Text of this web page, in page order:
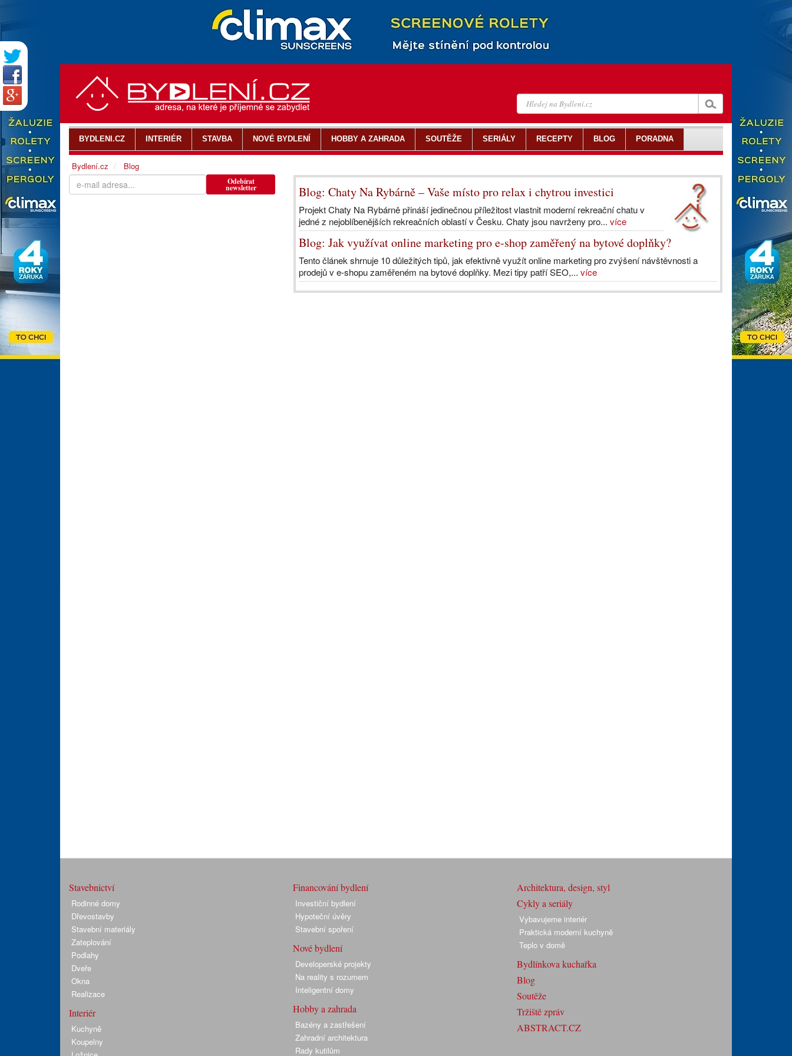
Blog: Chaty Na Rybárně – Vaše místo pro relax i chytrou investici
Projekt Chaty Na Rybárně přináší jedinečnou příležitost vlastnit moderní rekreační chatu v
jedné z nejoblíbenějších rekreačních oblastí v Česku. Chaty jsou navrženy pro... více
Blog: Jak využívat online marketing pro e-shop zaměřený na bytové doplňky?
Tento článek shrnuje 10 důležitých tipů, jak efektivně využít online marketing pro zvýšení návštěvnosti a
prodejů v e-shopu zaměřeném na bytové doplňky. Mezi tipy patří SEO,... více
Odebírat
newsletter
BYDLENI.CZ INTERIÉR STAVBA NOVÉ BYDLENÍ HOBBY A ZAHRADA SOUTĚŽE SERIÁLY RECEPTY BLOG PORADNA
Bydlení.cz Blog
Stavebnictví
Rodinné domy
Dřevostavby
Stavební materiály
Zateplování
Podlahy
Dveře
Okna
Realizace
Interiér
Kuchyně
Koupelny
Financování bydlení
Investiční bydlení
Hypoteční úvěry
Stavební spoření
Nové bydlení
Developerské projekty
Na reality s rozumem
Inteligentní domy
Hobby a zahrada
Bazény a zastřešení
Zahradní architektura
Rady kutilům
Architektura, design, styl
Cykly a seriály
Vybavujeme interiér
Praktická moderní kuchyně
Teplo v domě
Bydlínkova kuchařka
Blog
Soutěže
Tržiště zpráv
ABSTRACT.CZ